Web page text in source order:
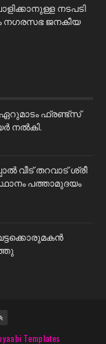
നടപടി
നഗരസഭ ജനകീയ
ഏറുമാടം ഫ്രണ്ട്സ്
നൽകി.
വീട് തറവാട് ശ്രീ
പത്താമുദയം
Templates